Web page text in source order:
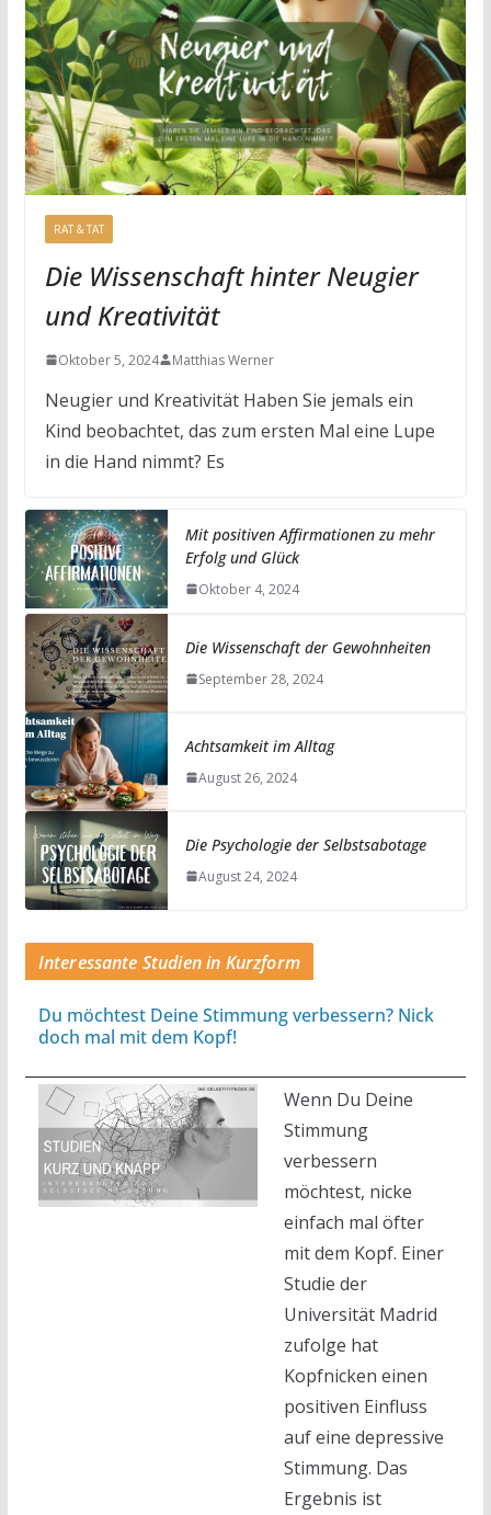
RAT & TAT
Die Wissenschaft hinter Neugier
und Kreativität
Oktober 5, 2024 Matthias Werner
Neugier und Kreativität Haben Sie jemals ein
Kind beobachtet, das zum ersten Mal eine Lupe
in die Hand nimmt? Es
Mit positiven Affirmationen zu mehr
Erfolg und Glück
Oktober 4, 2024
Die Wissenschaft der Gewohnheiten
September 28, 2024
Achtsamkeit im Alltag
August 26, 2024
Die Psychologie der Selbstsabotage
August 24, 2024
Interessante Studien in Kurzform
Du möchtest Deine Stimmung verbessern? Nick
doch mal mit dem Kopf!
Wenn Du Deine
Stimmung
verbessern
möchtest, nicke
einfach mal öfter
mit dem Kopf. Einer
Studie der
Universität Madrid
zufolge hat
Kopfnicken einen
positiven Einfluss
auf eine depressive
Stimmung. Das
Ergebnis ist